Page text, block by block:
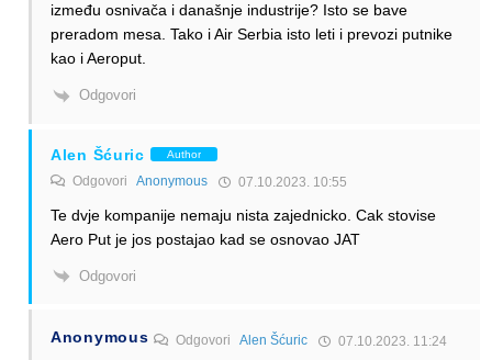
između osnivača i današnje industrije? Isto se bave
preradom mesa. Tako i Air Serbia isto leti i prevozi putnike
kao i Aeroput.
Odgovori
Alen Šćuric Author
Odgovori Anonymous 07.10.2023. 10:55
Te dvje kompanije nemaju nista zajednicko. Cak stovise
Aero Put je jos postajao kad se osnovao JAT
Odgovori
Anonymous OdgovoriAlen Šćuric 07.10.2023. 11:24